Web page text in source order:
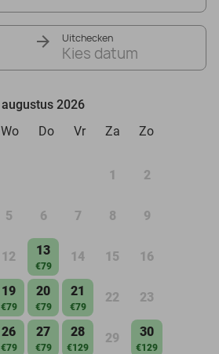
Uitchecken
Kies datum
augustus 2026
Wo Do Vr Za Zo
1 2
5 6 7 8 9
12 13
€79
14 15 16
19
€79
20
€79
21
€79
22 23
26
€79
27
€79
28
€129
29 30
€129